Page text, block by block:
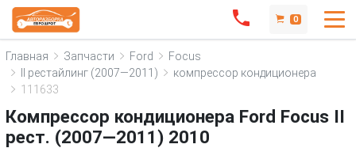
0
Главная Запчасти Ford
Focus
II рестайлинг (2007—2011)
компрессор кондиционера
111633
Компрессор кондиционера Ford Focus II
рест. (2007—2011) 2010